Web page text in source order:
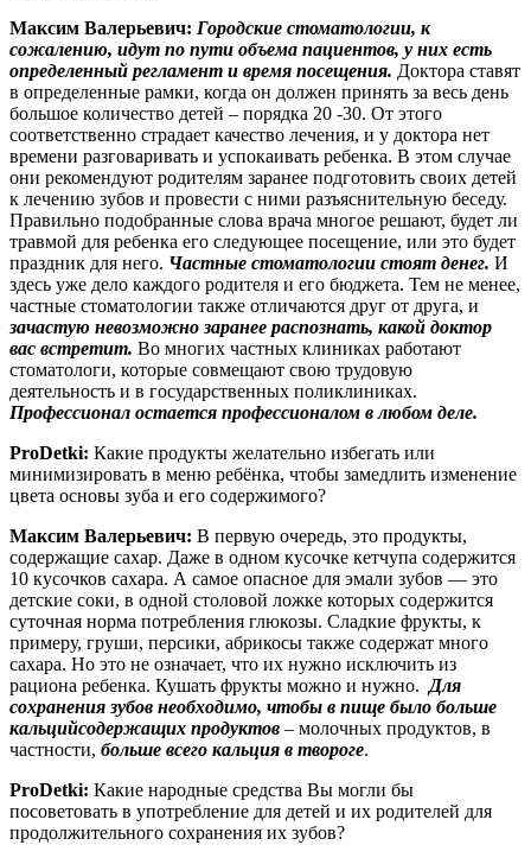
Максим Валерьевич: Городские стоматологии, к
сожалению, идут по пути объема пациентов, у них есть
определенный регламент и время посещения. Доктора ставят
в определенные рамки, когда он должен принять за весь день
большое количество детей – порядка 20 -30. От этого
соответственно страдает качество лечения, и у доктора нет
времени разговаривать и успокаивать ребенка. В этом случае
они рекомендуют родителям заранее подготовить своих детей
к лечению зубов и провести с ними разъяснительную беседу.
Правильно подобранные слова врача многое решают, будет ли
травмой для ребенка его следующее посещение, или это будет
праздник для него. Частные стоматологии стоят денег. И
здесь уже дело каждого родителя и его бюджета. Тем не менее,
частные стоматологии также отличаются друг от друга, и
зачастую невозможно заранее распознать, какой доктор
вас встретит. Во многих частных клиниках работают
стоматологи, которые совмещают свою трудовую
деятельность и в государственных поликлиниках.
Профессионал остается профессионалом в любом деле.
ProDetki: Какие продукты желательно избегать или
минимизировать в меню ребёнка, чтобы замедлить изменение
цвета основы зуба и его содержимого?
Максим Валерьевич: В первую очередь, это продукты,
содержащие сахар. Даже в одном кусочке кетчупа содержится
10 кусочков сахара. А самое опасное для эмали зубов — это
детские соки, в одной столовой ложке которых содержится
суточная норма потребления глюкозы. Сладкие фрукты, к
примеру, груши, персики, абрикосы также содержат много
сахара. Но это не означает, что их нужно исключить из
рациона ребенка. Кушать фрукты можно и нужно. Для
сохранения зубов необходимо, чтобы в пище было больше
кальцийсодержащих продуктов – молочных продуктов, в
частности, больше всего кальция в твороге.
ProDetki: Какие народные средства Вы могли бы
посоветовать в употребление для детей и их родителей для
продолжительного сохранения их зубов?